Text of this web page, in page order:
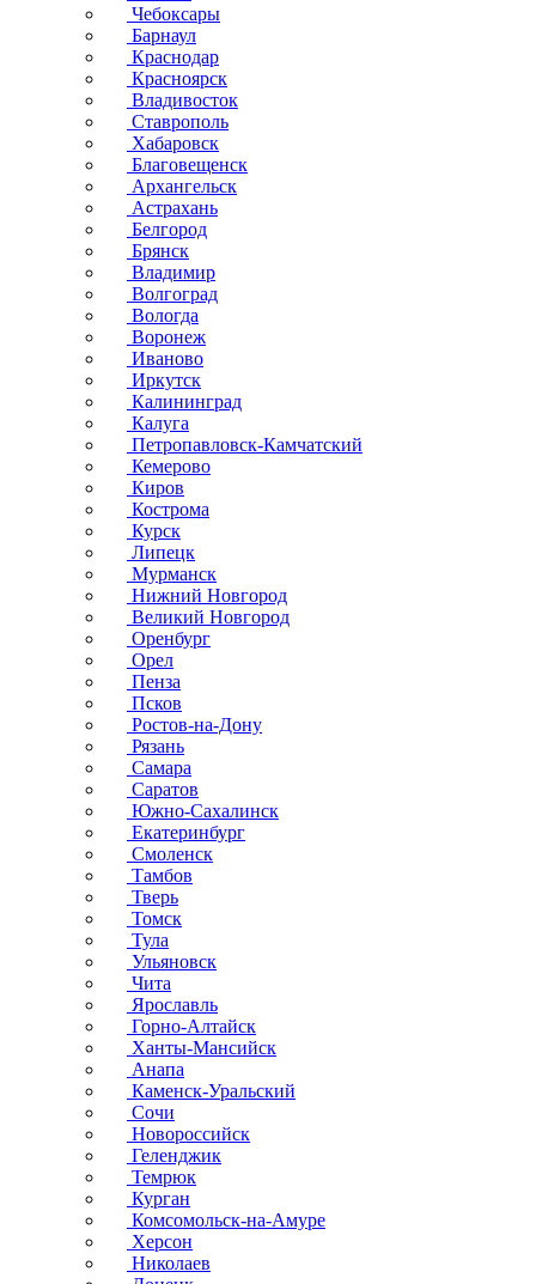
Чебоксары
Барнаул
Краснодар
Красноярск
Владивосток
Ставрополь
Хабаровск
Благовещенск
Архангельск
Астрахань
Белгород
Брянск
Владимир
Волгоград
Вологда
Воронеж
Иваново
Иркутск
Калининград
Калуга
Петропавловск-Камчатский
Кемерово
Киров
Кострома
Курск
Липецк
Мурманск
Нижний Новгород
Великий Новгород
Оренбург
Орел
Пенза
Псков
Ростов-на-Дону
Рязань
Самара
Саратов
Южно-Сахалинск
Екатеринбург
Смоленск
Тамбов
Тверь
Томск
Тула
Ульяновск
Чита
Ярославль
Горно-Алтайск
Ханты-Мансийск
Анапа
Каменск-Уральский
Сочи
Новороссийск
Геленджик
Темрюк
Курган
Комсомольск-на-Амуре
Херсон
Николаев